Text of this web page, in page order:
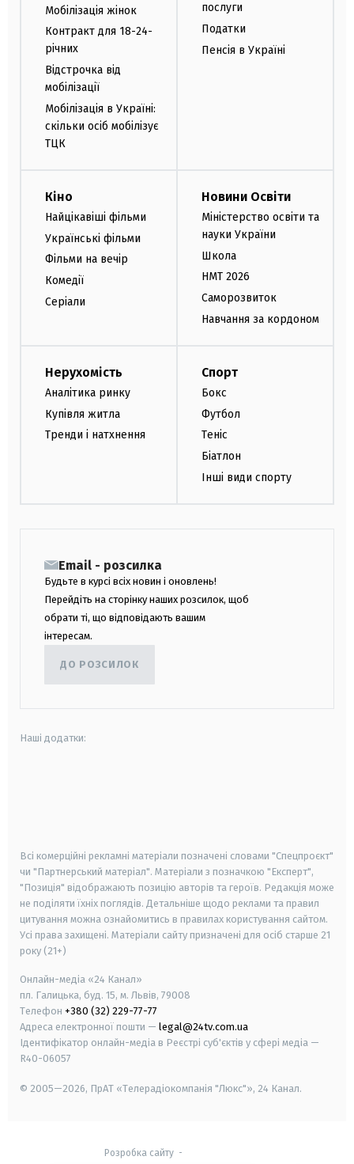
Мобілізація жінок
Контракт для 18-24-
річних
Відстрочка від
мобілізації
Мобілізація в Україні:
скільки осіб мобілізує
ТЦК
послуги
Податки
Пенсія в Україні
Кіно
Найцікавіші фільми
Українські фільми
Фільми на вечір
Комедії
Серіали
Новини Освіти
Міністерство освіти та
науки України
Школа
НМТ 2026
Саморозвиток
Навчання за кордоном
Нерухомість
Аналітика ринку
Купівля житла
Тренди і натхнення
Спорт
Бокс
Футбол
Теніс
Біатлон
Інші види спорту
Email - розсилка
Будьте в курсі всіх новин і оновлень!
Перейдіть на сторінку наших розсилок, щоб
обрати ті, що відповідають вашим
інтересам.
ДО РОЗСИЛОК
Наші додатки:
Всі комерційні рекламні матеріали позначені словами "Спецпроєкт"
чи "Партнерський матеріал". Матеріали з позначкою "Експерт",
"Позиція" відображають позицію авторів та героїв. Редакція може
не поділяти їхніх поглядів. Детальніше щодо реклами та правил
цитування можна ознайомитись в правилах користування сайтом.
Усі права захищені. Матеріали сайту призначені для осіб старше 21
року (21+)
Онлайн-медіа «24 Канал»
пл. Галицька, буд. 15, м. Львів, 79008
Телефон +380 (32) 229-77-77
Адреса електронної пошти — legal@24tv.com.ua
Ідентифікатор онлайн-медіа в Реєстрі суб'єктів у сфері медіа —
R40-06057
© 2005—2026, ПрАТ «Телерадіокомпанія "Люкс"», 24 Канал.
Розробка сайту-